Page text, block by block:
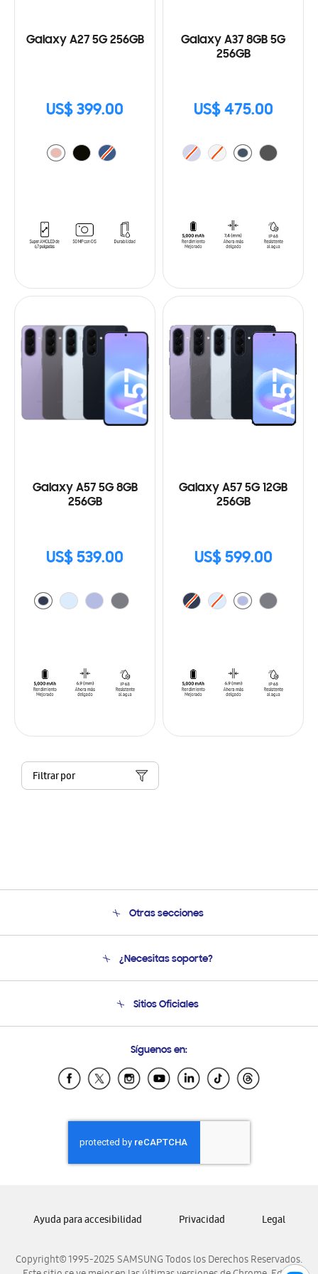
Galaxy A27 5G 256GB
US$ 399.00
Galaxy A37 8GB 5G
256GB
US$ 475.00
Galaxy A57 5G 8GB
256GB
US$ 539.00
Galaxy A57 5G 12GB
256GB
US$ 599.00
Filtrar por
Otras secciones
Soporte
Condiciones de Compra
¿Necesitas soporte?
Soporte vía eMail
Sitios Oficiales
Samsung Ecuador
Samsung El Salvador
Samsung Honduras
Samsung Nicaragua
Samsung Panamá
Samsung Venezuela
Síguenos en:
Copyright© 1995-2025 SAMSUNG Todos los Derechos Reservados.
Ayuda para accesibilidad Privacidad Legal